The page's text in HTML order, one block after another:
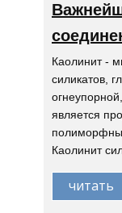
Каолинит -
силикатов,
является
Каолинит
читать